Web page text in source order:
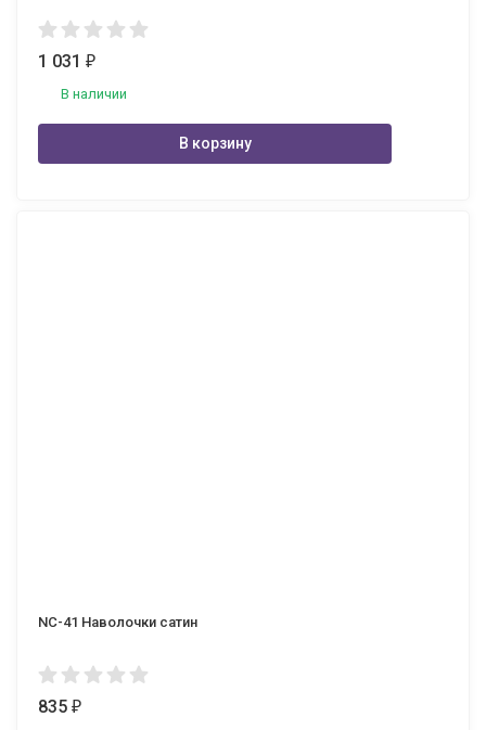
1 031₽
В наличии
В корзину
NC-41 Наволочки сатин
835₽